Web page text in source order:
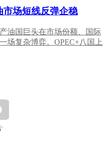
市场短线反弹企稳
油国巨头在市场份额、国际
场复杂博弈。OPEC+八国上